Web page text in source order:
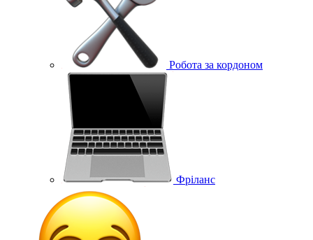
Робота за кордоном
Фріланс